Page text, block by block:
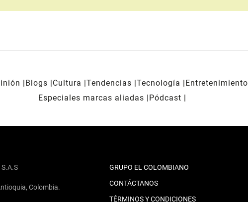
Blogs Cultura Tendencias Tecnología Entretenimiento
Especiales marcas aliadas
Pódcast
Colombia.
GRUPO EL COLOMBIANO
CONTÁCTANOS
TÉRMINOS Y CONDICIONES